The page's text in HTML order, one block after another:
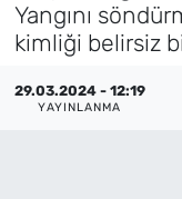
Yangını
kimliği belirsiz
29.03.2024 - 12:19
YAYINLANMA
TEKNOLOJİ
SPOR
Haber Arşivi